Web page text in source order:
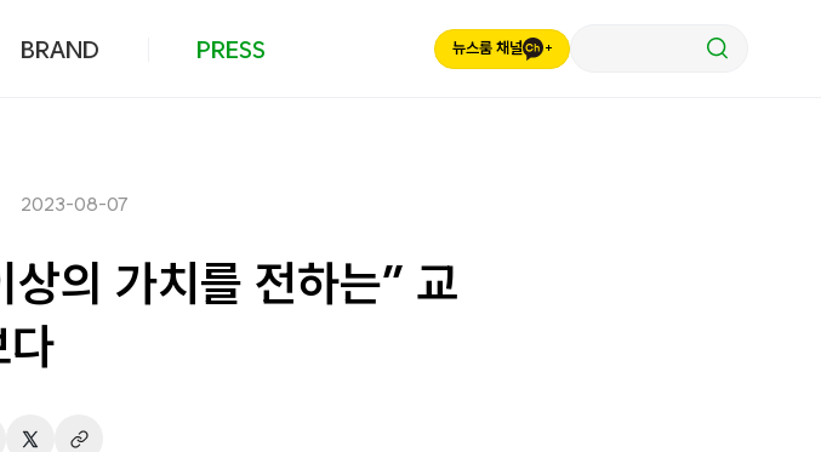
BRAND PRESS 뉴스룸 채널
2023-08-07
의 가치를 전하는” 교
다